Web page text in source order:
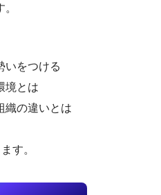
いをつける
境とは
織の違いとは
す。